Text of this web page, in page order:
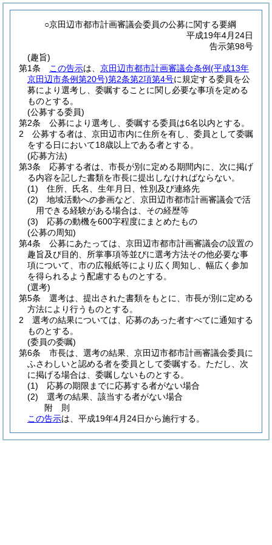
○京田辺市都市計画審議会委員の公募に関する要綱
平成19年4月24日
告示第98号
(趣旨)
第1条
この告示は、 京田辺市都市計画審議会条例(平成13年
京田辺市条例第20号)第2条第2項第4号に規定する委員を公
募により選考し、委嘱することに関し必要な事項を定める
ものとする。
(公募する委員)
第2条
公募により選考し、委嘱する委員は6名以内とする。
2
公募する者は、京田辺市内に住所を有し、委員として委嘱
をする日において18歳以上である者とする。
(応募方法)
第3条
応募する者は、市長が別に定める期間内に、次に掲げ
る内容を記した書類を市長に提出しなければならない。
(1)
住所、氏名、生年月日、性別及び連絡先
(2)
地域活動への参画など、京田辺市都市計画審議会で活
用できる経験がある場合は、その経歴等
(3)
応募の動機を600字程度にまとめたもの
(公募の周知)
第4条
公募にあたっては、京田辺市都市計画審議会の設置の
趣旨及び目的、所掌事項等並びに選考方法その他必要な事
項について、市の広報紙等により広く周知し、幅広く参加
を得られるよう配慮するものとする。
(選考)
第5条
選考は、提出された書類をもとに、市長が別に定める
方法により行うものとする。
2
選考の結果については、応募のあった者すべてに通知する
ものとする。
(委員の委嘱)
第6条
市長は、選考の結果、京田辺市都市計画審議会委員に
ふさわしいと認める者を委員として委嘱する。 ただし、次
に掲げる場合は、委嘱しないものとする。
(1)
応募の期限までに応募する者がない場合
(2)
選考の結果、該当する者がない場合
附 則
この告示は、平成19年4月24日から施行する。